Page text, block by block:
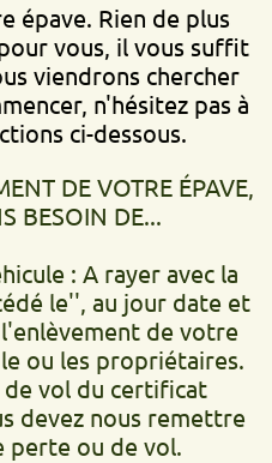
épave. Rien de plus
vous, il vous suffit
viendrons chercher
n'hésitez pas à
ci-dessous.
DE VOTRE ÉPAVE,
BESOIN DE...
: A rayer avec la
le'', au jour date et
de votre
ou les propriétaires.
de vol du certificat
devez nous remettre
perte ou de vol.